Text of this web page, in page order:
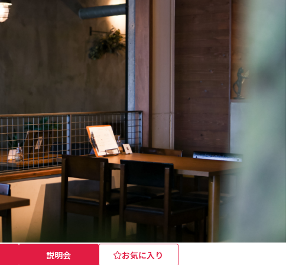
説明会 お気に入り